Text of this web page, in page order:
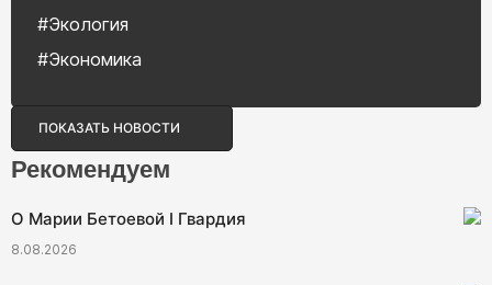
#Экология
#Экономика
ПОКАЗАТЬ НОВОСТИ
Рекомендуем
О Марии Бетоевой I Гвардия
8.08.2026